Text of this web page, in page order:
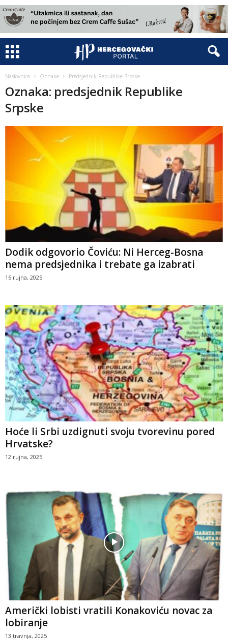
Naslovnica Oznake Predsjednik Republike Srpske
Oznaka: predsjednik Republike
Srpske
Dodik odgovorio Čoviću: Ni Herceg-Bosna
nema predsjednika i trebate ga izabrati
16 rujna, 2025
Hoće li Srbi uzdignuti svoju tvorevinu pored
Hrvatske?
12 rujna, 2025
Američki lobisti vratili Konakoviću novac za
lobiranje
13 travnja, 2025